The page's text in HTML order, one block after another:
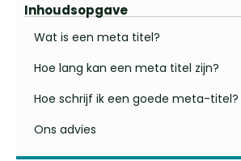
Inhoudsopgave
Wat is een meta titel?
Hoe lang kan een meta titel zijn?
Hoe schrijf ik een goede meta-titel?
Ons advies